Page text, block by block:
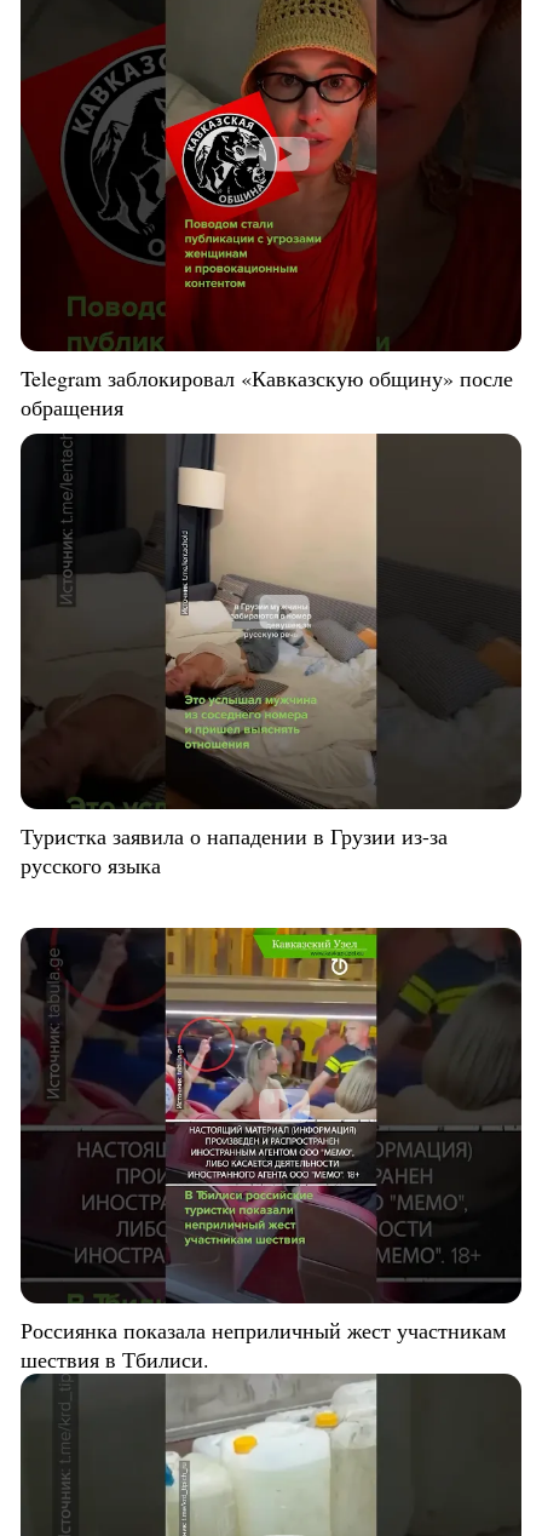
Telegram заблокировал «Кавказскую общину» после
обращения
Туристка заявила о нападении в Грузии из-за
русского языка
Россиянка показала неприличный жест участникам
шествия в Тбилиси.